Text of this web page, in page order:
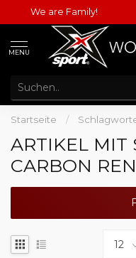
We are Family!
MENU
Startseite /
ARTIKEL MIT
CARBON